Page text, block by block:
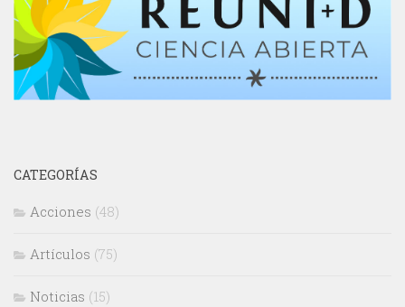
CATEGORÍAS
Acciones (48)
Artículos (75)
Noticias (15)